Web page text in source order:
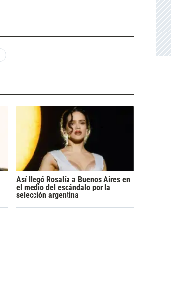
Así llegó Rosalía a Buenos Aires en
el medio del escándalo por la
selección argentina